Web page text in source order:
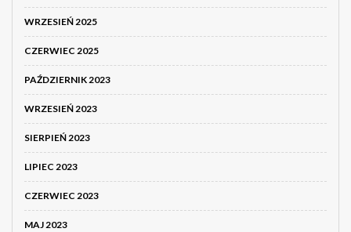
WRZESIEŃ 2025
CZERWIEC 2025
PAŹDZIERNIK 2023
WRZESIEŃ 2023
SIERPIEŃ 2023
LIPIEC 2023
CZERWIEC 2023
MAJ 2023